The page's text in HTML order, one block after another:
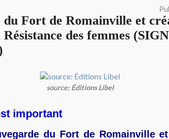
du Fort de Romainville et
Résistance des femmes
source: Éditions Libel
important
du Fort de Romainville